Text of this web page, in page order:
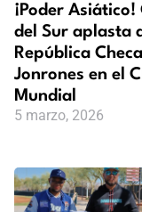
¡Poder Asiático!
del Sur aplasta
República
Jonrones en el
Mundial
5 marzo, 2026